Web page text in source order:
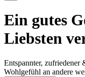
Ein gutes
Liebsten
Entspannter, zufriedener
Wohlgefühl an andere